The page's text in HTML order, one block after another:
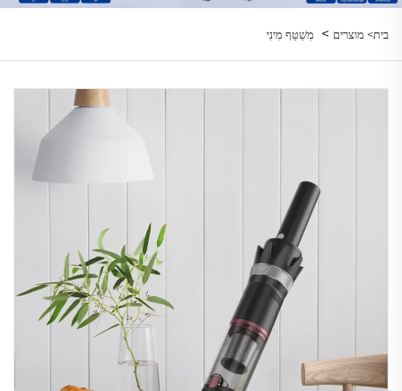
בית> מוצרים > מְשַׁטֵּף מִינִי